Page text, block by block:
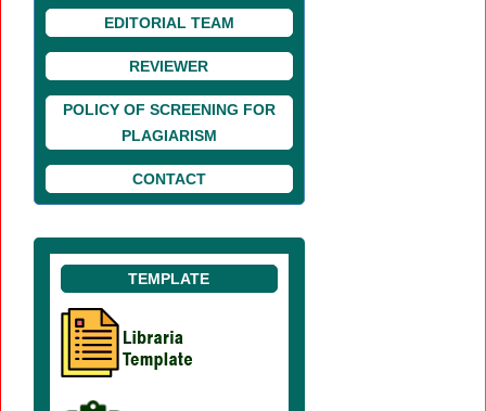
EDITORIAL TEAM
REVIEWER
POLICY OF SCREENING FOR
PLAGIARISM
CONTACT
TEMPLATE